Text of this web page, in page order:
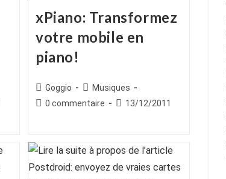
xPiano: Transformez
votre mobile en
piano!
Auteur/autrice
de
Goggio
Post
category:
Musiques
Commentaires
publication :
0 commentaire
Publication
13/12/2011